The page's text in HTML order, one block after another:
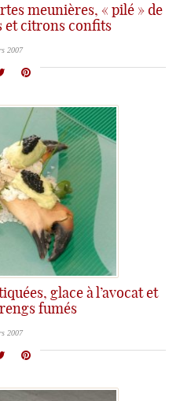
meunières, « pilé » de
et citrons confits
2007
glace à l’avocat et
fumés
2007